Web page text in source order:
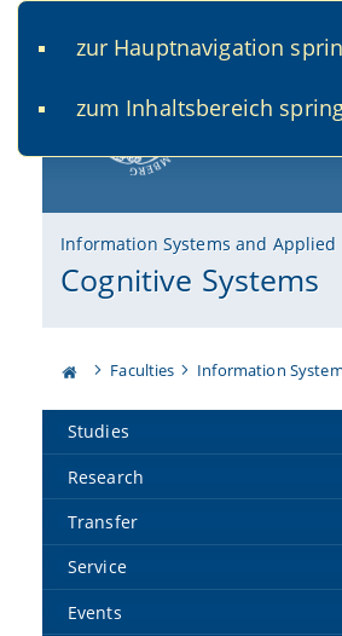
zur Hauptnavigation
zum Inhaltsbereich
Information Systems and Applied
Cognitive Systems
Faculties Information
Studies
Research
Transfer
Service
Events